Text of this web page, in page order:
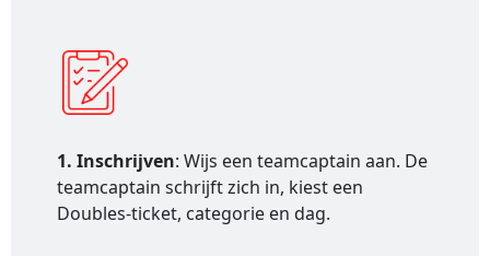
1. Inschrijven: Wijs een teamcaptain aan. De
teamcaptain schrijft zich in, kiest een
Doubles-ticket, categorie en dag.